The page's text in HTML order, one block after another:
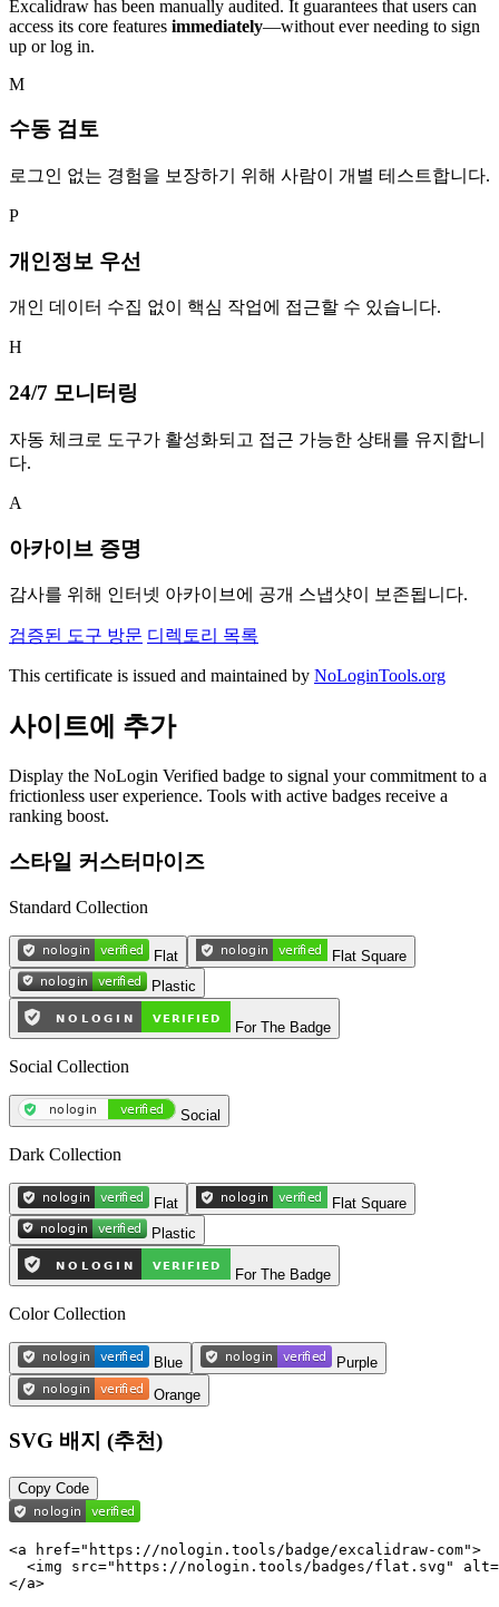
Excalidraw has been manually audited. It guarantees that users can
access its core features immediately—without ever needing to sign
up or log in.
M
수동 검토
로그인 없는 경험을 보장하기 위해 사람이 개별 테스트합니다.
P
개인정보 우선
개인 데이터 수집 없이 핵심 작업에 접근할 수 있습니다.
H
24/7 모니터링
자동 체크로 도구가 활성화되고 접근 가능한 상태를 유지합니
다.
A
아카이브 증명
감사를 위해 인터넷 아카이브에 공개 스냅샷이 보존됩니다.
검증된 도구 방문 디렉토리 목록
This certificate is issued and maintained by NoLoginTools.org
사이트에 추가
Display the NoLogin Verified badge to signal your commitment to a
frictionless user experience. Tools with active badges receive a
ranking boost.
스타일 커스터마이즈
Standard Collection
Flat
Flat Square
Plastic
For The Badge
Social Collection
Social
Dark Collection
Flat
Flat Square
Plastic
For The Badge
Color Collection
Blue
Purple
Orange
SVG 배지 (추천)
Copy Code
<a href="https://nologin.tools/badge/excalidraw-com">
<img src="https://nologin.tools/badges/flat.svg"
</a>